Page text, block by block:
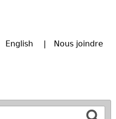
English Nous joindre